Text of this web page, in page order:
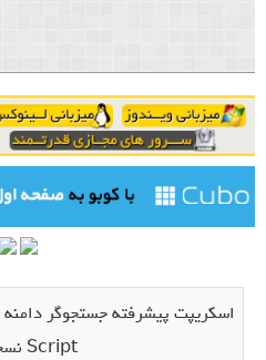
Script نسخه 1.2